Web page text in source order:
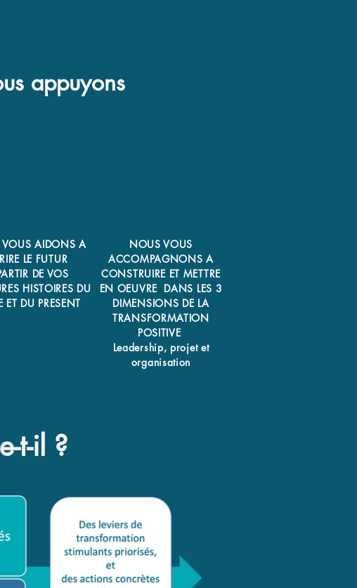
appuyons
AIDONS A
LE FUTUR
DE VOS
HISTOIRES DU
ET DU PRESENT
NOUS VOUS
ACCOMPAGNONS A
CONSTRUIRE ET METTRE
EN OEUVRE DANS LES 3
DIMENSIONS DE LA
TRANSFORMATION
POSITIVE
Leadership, projet et
organisation
t-il ?